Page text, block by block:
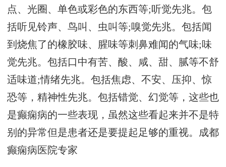
点、光圈、单色或彩色的东西等;听觉先兆。包
括听见铃声、鸟叫、虫叫等;嗅觉先兆。包括闻
到烧焦了的橡胶味、腥味等刺鼻难闻的气味;味
觉先兆。包括口中有苦、酸、咸、甜、腻等不舒
适味道;情绪先兆。包括焦虑、不安、压抑、惊
恐等，精神性先兆。包括错觉、幻觉等，这些也
是癫痫病的一些表现，虽然这些看起来并不是特
别的异常但是患者还是要提起足够的重视。 成都
癫痫病医院专家